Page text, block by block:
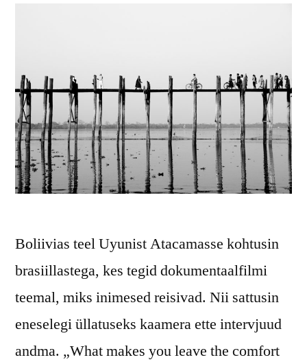
Boliivias teel Uyunist Atacamasse kohtusin
brasiillastega, kes tegid dokumentaalfilmi
teemal, miks inimesed reisivad. Nii sattusin
eneselegi üllatuseks kaamera ette intervjuud
andma. „What makes you leave the comfort